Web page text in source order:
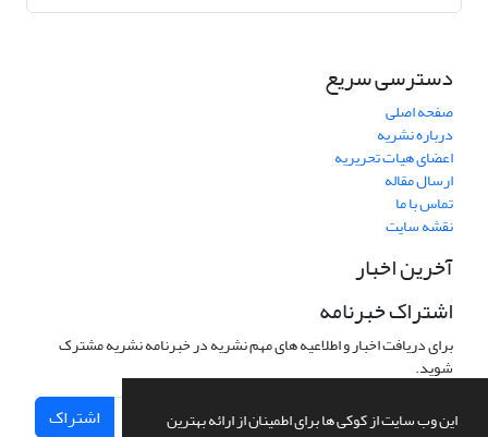
این وب سایت از کوکی ها برای اطمینان از ارائه بهترین
دسترسی سریع
صفحه اصلی
درباره نشریه
اعضای هیات تحریریه
ارسال مقاله
تماس با ما
نقشه سایت
آخرین اخبار
اشتراک خبرنامه
برای دریافت اخبار و اطلاعیه های مهم نشریه در خبرنامه نشریه مشترک
شوید.
اشتراک